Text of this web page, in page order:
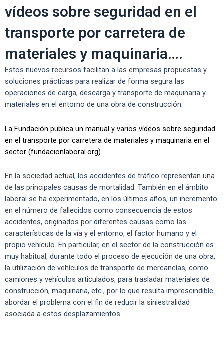
vídeos sobre seguridad en el
transporte por carretera de
materiales y maquinaria….
Estos nuevos recursos facilitan a las empresas propuestas y
soluciones prácticas para realizar de forma segura las
operaciones de carga, descarga y transporte de maquinaria y
materiales en el entorno de una obra de construcción.
La Fundación publica un manual y varios vídeos sobre seguridad
en el transporte por carretera de materiales y maquinaria en el
sector (fundacionlaboral.org)
En la sociedad actual, los accidentes de tráfico representan una
de las principales causas de mortalidad. También en el ámbito
laboral se ha experimentado, en los últimos años, un incremento
en el número de fallecidos como consecuencia de estos
accidentes, originados por diferentes causas como las
características de la vía y el entorno, el factor humano y el
propio vehículo. En particular, en el sector de la construcción es
muy habitual, durante todo el proceso de ejecución de una obra,
la utilización de vehículos de transporte de mercancías, como
camiones y vehículos articulados, para trasladar materiales de
construcción, maquinaria, etc., por lo que resulta imprescindible
abordar el problema con el fin de reducir la siniestralidad
asociada a estos desplazamientos.